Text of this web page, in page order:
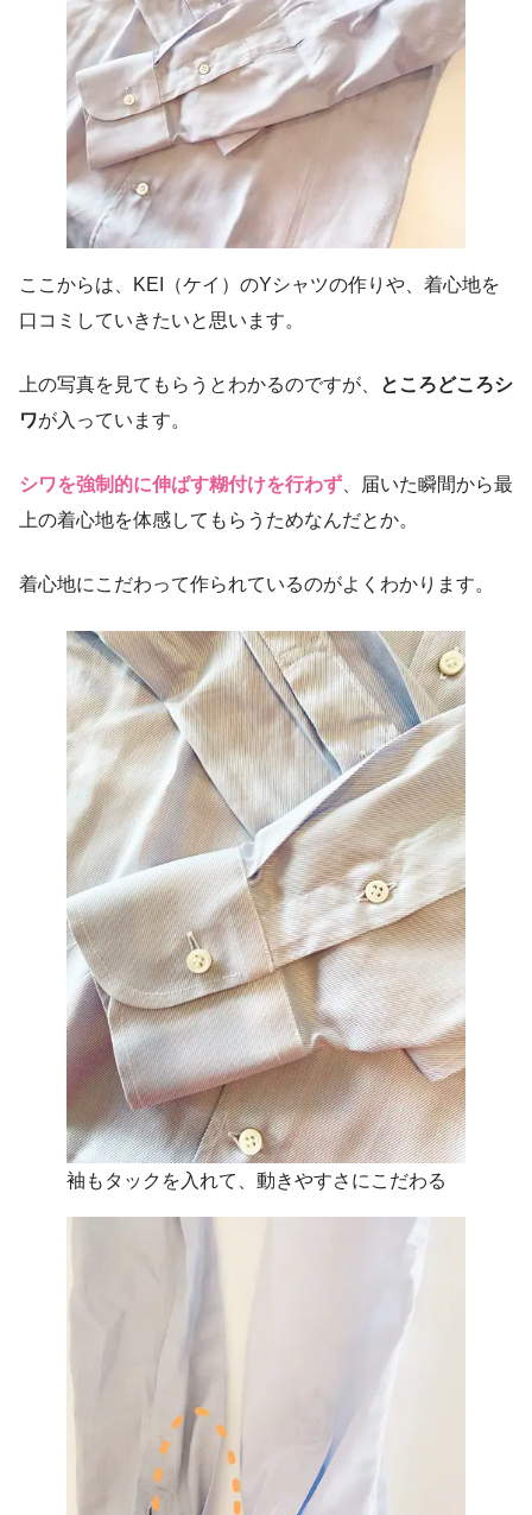
ここからは、KEI（ケイ）のYシャツの作りや、着心地を
口コミしていきたいと思います。
上の写真を見てもらうとわかるのですが、
ところどころシ
ワが入っています。
シワを強制的に伸ばす糊付けを行わず 、届いた瞬間から最
上の着心地を体感してもらうためなんだとか。
着心地にこだわって作られているのがよくわかります。
袖もタックを入れて、動きやすさにこだわる